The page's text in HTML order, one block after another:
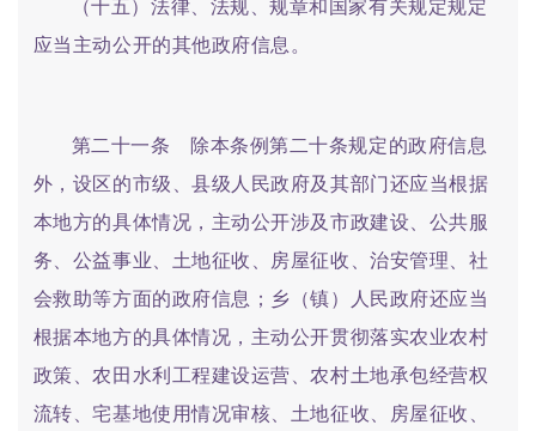
（十五）法律、法规、规章和国家有关规定规定
应当主动公开的其他政府信息。
第二十一条 除本条例第二十条规定的政府信息
外，设区的市级、县级人民政府及其部门还应当根据
本地方的具体情况，主动公开涉及市政建设、公共服
务、公益事业、土地征收、房屋征收、治安管理、社
会救助等方面的政府信息；乡（镇）人民政府还应当
根据本地方的具体情况，主动公开贯彻落实农业农村
政策、农田水利工程建设运营、农村土地承包经营权
流转、宅基地使用情况审核、土地征收、房屋征收、